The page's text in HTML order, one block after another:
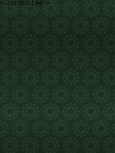
<--216.73.217.64-->